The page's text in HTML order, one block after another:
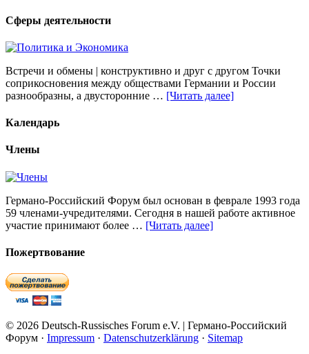
Сферы деятельности
Встречи и обмены | конструктивно и друг с другом Точки
соприкосновения между обществами Германии и России
разнообразны, а двусторонние … [Читать далее]
Календарь
Члены
Германо-Российский Форум был основан в феврале 1993 года
59 членами-учредителями. Сегодня в нашей работе активное
участие принимают более … [Читать далее]
Пожертвование
© 2026 Deutsch-Russisches Forum e.V. | Германо-Российский
Форум · Impressum · Datenschutzerklärung · Sitemap